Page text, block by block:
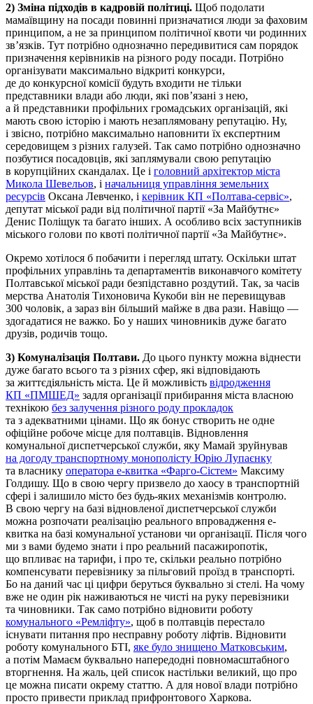
2) Зміна підходів в кадровій політиці. Щоб подолати
мамаївщину на посади повинні призначатися люди за фаховим
принципом, а не за принципом політичної квоти чи родинних
зв’язків. Тут потрібно однозначно передивитися сам порядок
призначення керівників на різного роду посади. Потрібно
організувати максимально відкриті конкурси,
де до конкурсної комісії будуть входити не тільки
представники влади або люди, які пов’язані з нею,
а й представники профільних громадських організацій, які
мають свою історію і мають незаплямовану репутацію. Ну,
і звісно, потрібно максимально наповнити їх експертним
середовищем з різних галузей. Так само потрібно однозначно
позбутися посадовців, які заплямували свою репутацію
в корупційних скандалах. Це і головний архітектор міста
Микола Шевельов, і начальниця управління земельних
ресурсів Оксана Левченко, і керівник КП «Полтава-сервіс»,
депутат міської ради від політичної партії «За Майбутнє»
Денис Поліщук та багато інших. А особливо всіх заступників
міського голови по квоті політичної партії «За Майбутнє».
Окремо хотілося б побачити і перегляд штату. Оскільки штат
профільних управлінь та департаментів виконавчого комітету
Полтавської міської ради безпідставно роздутий. Так, за часів
мерства Анатолія Тихоновича Кукоби він не перевищував
300 чоловік, а зараз він більший майже в два рази. Навіщо —
здогадатися не важко. Бо у наших чиновників дуже багато
друзів, родичів тощо.
3) Комуналізація Полтави. До цього пункту можна віднести
дуже багато всього та з різних сфер, які відповідають
за життєдіяльність міста. Це й можливість відродження
КП «ПМШЕД» задля організації прибирання міста власною
технікою без залучення різного роду прокладок
та з адекватними цінами. Що як бонус створить не одне
офіційне робоче місце для полтавців. Відновлення
комунальної диспетчерської служби, яку Мамай зруйнував
на догоду транспортному монополісту Юрію Лупаєнку
та власнику оператора е-квитка «Фарго-Сістем» Максиму
Голдишу. Що в свою чергу призвело до хаосу в транспортній
сфері і залишило місто без будь-яких механізмів контролю.
В свою чергу на базі відновленої диспетчерської служби
можна розпочати реалізацію реального впровадження е-
квитка на базі комунальної установи чи організації. Після чого
ми з вами будемо знати і про реальний пасажиропотік,
що впливає на тарифи, і про те, скільки реально потрібно
компенсувати перевізнику за пільговий проїзд в транспорті.
Бо на даний час ці цифри беруться буквально зі стелі. На чому
вже не один рік наживаються не чисті на руку перевізники
та чиновники. Так само потрібно відновити роботу
комунального «Ремліфту», щоб в полтавців перестало
існувати питання про несправну роботу ліфтів. Відновити
роботу комунального БТІ, яке було знищено Матковським,
а потім Мамаєм буквально напередодні повномасштабного
вторгнення. На жаль, цей список настільки великий, що про
це можна писати окрему статтю. А для нової влади потрібно
просто привести приклад прифронтового Харкова.